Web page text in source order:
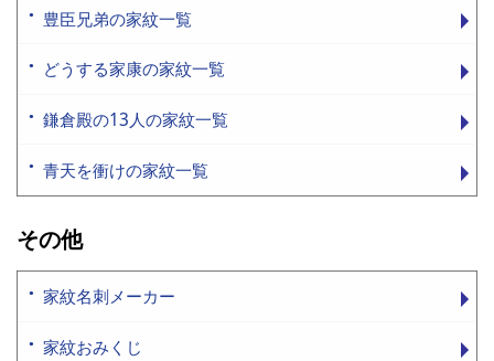
豊臣兄弟の家紋一覧
どうする家康の家紋一覧
鎌倉殿の13人の家紋一覧
青天を衝けの家紋一覧
その他
家紋名刺メーカー
家紋おみくじ